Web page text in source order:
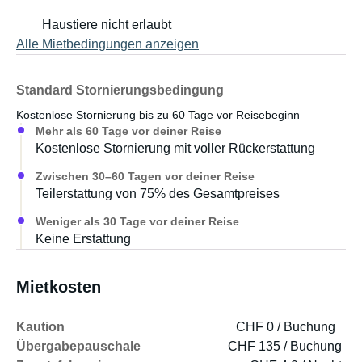
und bauen sie, in Zusammenarbeit mit einem
Integrationsprojekt, mit wiederverwendeten und
Campingbüslis um.
Wir wollen damit umweltbewusste Abenteurer
ansprechen welche Spass haben wollen, ohne
zusätzliche Fahrzeuge auf die Straße und neue
Ressourcen in den Kreislauf zu bringen.
- Der Übernahme- und Rückgabe-Prozess wird (fast) voll
digital durchgeführt, somit bist du vollkommen flexibel (ab
Rückgabezeiten anbelangt.
4410 Liestal und ist ab Basel SBB in 20 Minuten mit den
ÖV und 15 Minuten mit dem Auto erreichbar.
Haustiere nicht erlaubt
Alle Mietbedingungen anzeigen
Standard Stornierungsbedingung
Kostenlose Stornierung bis zu 60 Tage vor Reisebeginn
Mehr als 60 Tage vor deiner Reise
Kostenlose Stornierung mit voller Rückerstattung
Zwischen 30–60 Tagen vor deiner Reise
Teilerstattung von 75% des Gesamtpreises
Weniger als 30 Tage vor deiner Reise
Keine Erstattung
Mietkosten
Kaution
CHF 0 / Buchung
Übergabepauschale
CHF 135 / Buchung